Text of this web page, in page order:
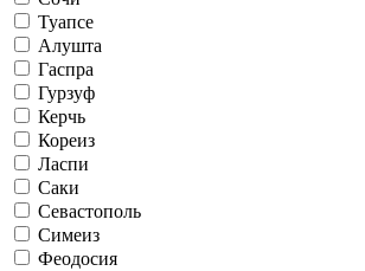
Туапсе
Алушта
Гаспра
Гурзуф
Керчь
Кореиз
Ласпи
Саки
Севастополь
Симеиз
Феодосия